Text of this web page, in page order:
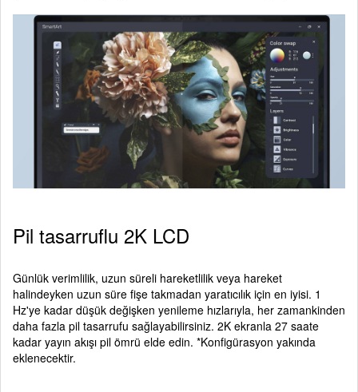
Pil tasarruflu 2K LCD
Günlük verimlilik, uzun süreli hareketlilik veya hareket
halindeyken uzun süre fişe takmadan yaratıcılık için en iyisi. 1
Hz'ye kadar düşük değişken yenileme hızlarıyla, her zamankinden
daha fazla pil tasarrufu sağlayabilirsiniz. 2K ekranla 27 saate
kadar yayın akışı pil ömrü elde edin. *Konfigürasyon yakında
eklenecektir.